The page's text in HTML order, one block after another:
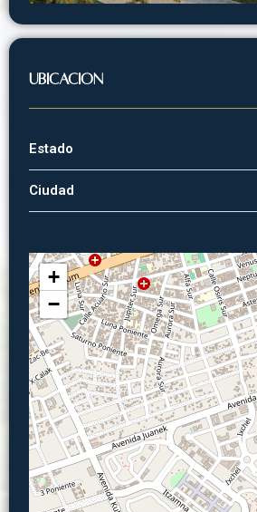
Ubicación
Estado
Ciudad
+
−